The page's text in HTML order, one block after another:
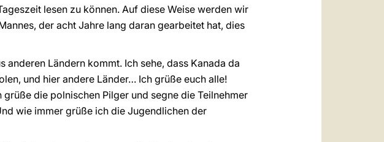
lesen zu können. Auf diese Weise werden wir
der acht Jahre lang daran gearbeitet hat, dies
anderen Ländern kommt. Ich sehe, dass Kanada da
und hier andere Länder… Ich grüße euch alle!
die polnischen Pilger und segne die Teilnehmer
wie immer grüße ich die Jugendlichen der